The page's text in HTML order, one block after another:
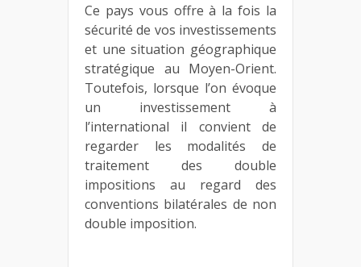
Ce pays vous offre à la fois la
sécurité de vos investissements
et une situation géographique
stratégique au Moyen-Orient.
Toutefois, lorsque l’on évoque
un investissement à
l’international il convient de
regarder les modalités de
traitement des double
impositions au regard des
conventions bilatérales de non
double imposition.